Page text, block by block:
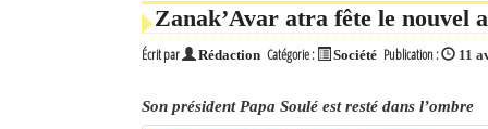
Zanak’Avar atra fête le nouvel
Écrit par Rédaction Catégorie : Société Publication : 11
Son président Papa Soulé est resté dans l’ombre